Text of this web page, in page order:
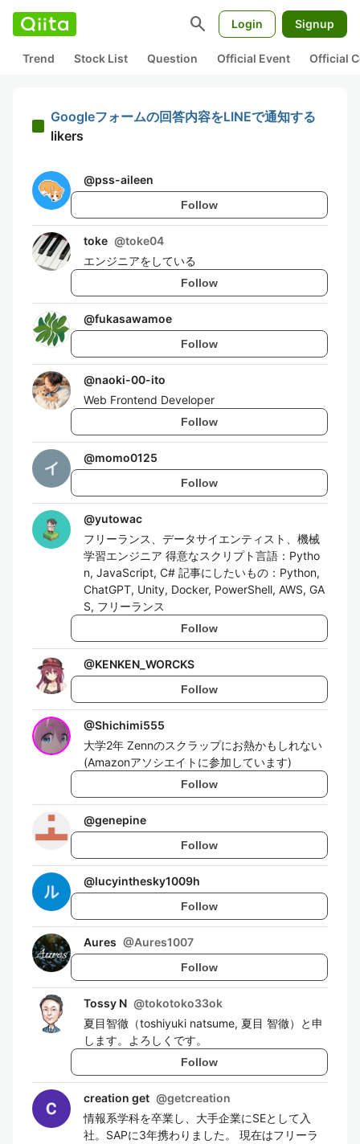
search Login Signup
Trend Stock List Question Official Event Official
Googleフォームの回答内容をLINEで通知する
likers
@pss-aileen
Follow
toke @toke04
エンジニアをしている
Follow
@fukasawamoe
Follow
@naoki-00-ito
Web Frontend Developer
Follow
@momo0125
Follow
@yutowac
フリーランス、データサイエンティスト、機械
学習エンジニア 得意なスクリプト言語：Pytho
n, JavaScript, C# 記事にしたいもの：Python,
ChatGPT, Unity, Docker, PowerShell, AWS, GA
S, フリーランス
Follow
@KENKEN_WORCKS
Follow
@Shichimi555
大学2年 Zennのスクラップにお熱かもしれない
(Amazonアソシエイトに参加しています)
Follow
@genepine
Follow
@lucyinthesky1009h
Follow
Aures @Aures1007
Follow
Tossy N @tokotoko33ok
夏目智徹（toshiyuki natsume, 夏目 智徹）と申
します。よろしくです。
Follow
creation get @getcreation
情報系学科を卒業し、大手企業にSEとして入
社。SAPに3年携わりました。 現在はフリーラ